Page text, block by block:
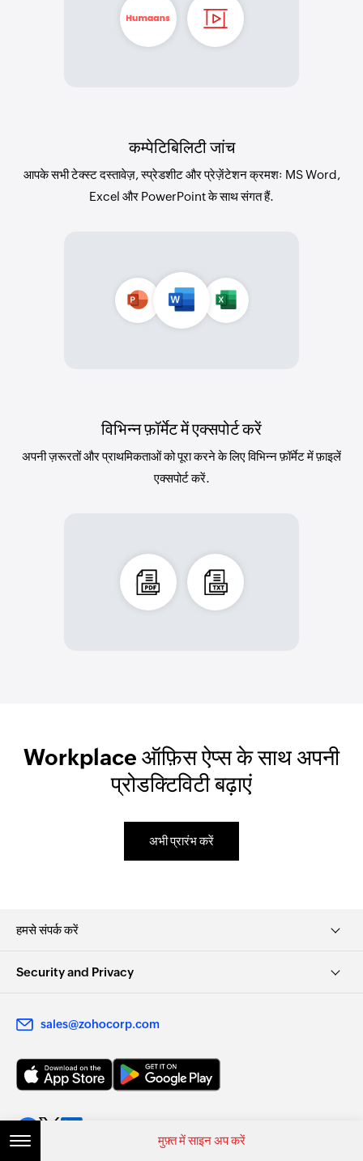
कम्पेटिबिलिटी जांच
आपके सभी टेक्स्ट दस्तावेज़, स्प्रेडशीट और प्रेज़ेंटेशन क्रमशः MS Word,
Excel और PowerPoint के साथ संगत हैं.
विभिन्न फ़ॉर्मेट में एक्सपोर्ट करें
अपनी ज़रूरतों और प्राथमिकताओं को पूरा करने के लिए विभिन्न फ़ॉर्मेट में फ़ाइलें
एक्सपोर्ट करें.
Workplace ऑफ़िस ऐप्स के साथ अपनी
प्रोडक्टिविटी बढ़ाएं
अभी प्रारंभ करें
हमसे संपर्क करें
Security and Privacy
sales@zohocorp.com
मुफ़्त में साइन अप करें